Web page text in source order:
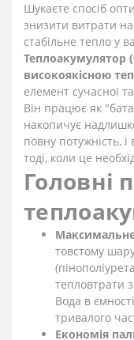
Шукаєте спосіб
знизити витрати на
стабільне тепло у
Теплоакумулятор
високоякісною
елемент сучасної
Він працює як
накопичує
повну потужність,
тоді, коли це
Головні
товстому шару
тепловтрати
Вода в
тривалого
Економія